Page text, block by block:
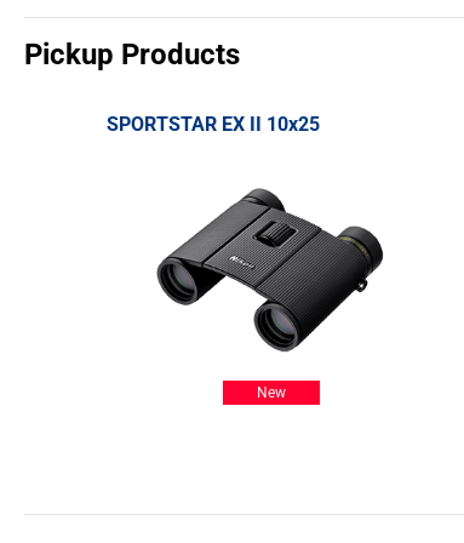
Pickup Products
SPORTSTAR EX II 10x25
New